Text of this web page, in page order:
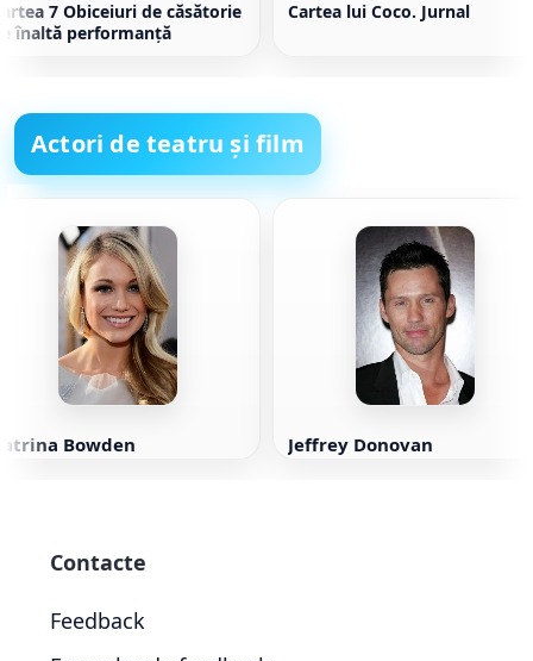
7 Obiceiuri de căsătorie
înaltă performanță
Cartea lui Coco. Jurnal
Actori de teatru și film
Bowden Jeffrey Donovan
Contacte
Feedback